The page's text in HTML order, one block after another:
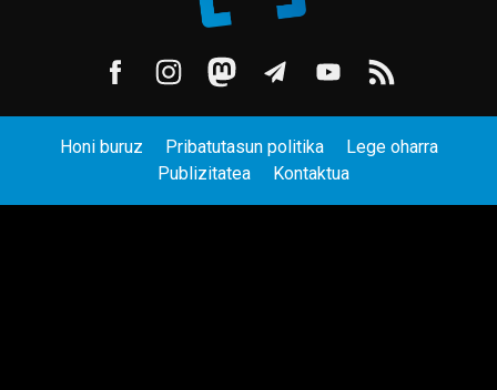
Honi buruz Pribatutasun politika
Lege oharra
Publizitatea
Kontaktua